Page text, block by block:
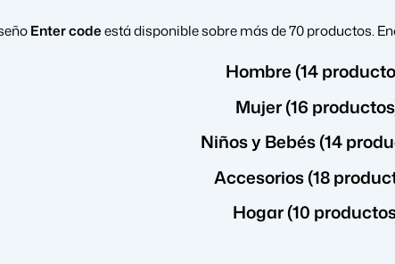
Enter codeestá disponible sobre más de 70 productos.
Hombre (14
Mujer (16
Niños y Bebés (14
Accesorios (18
Hogar (10